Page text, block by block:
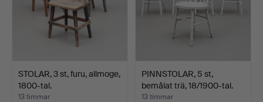
STOLAR, 3 st, furu, allmoge,
1800-tal.
13 timmar
PINNSTOLAR, 5 st,
bemålat trä, 18/1900-tal.
13 timmar